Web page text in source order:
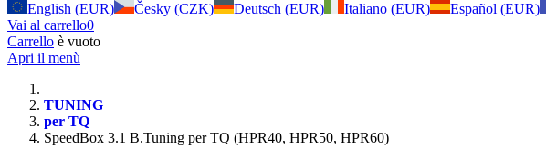
English (EUR)
Česky (CZK) Deutsch (EUR) Italiano (EUR) Español (EUR)
Vai al carrello0
Carrello è vuoto
Apri il menù
TUNING
per TQ
SpeedBox 3.1 B.Tuning per TQ (HPR40, HPR50, HPR60)